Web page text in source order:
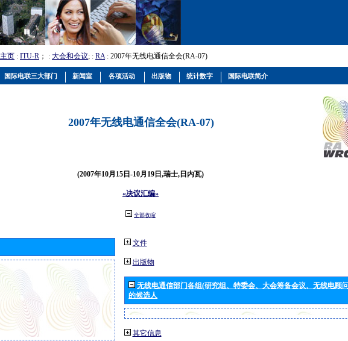
主页 : ITU-R ； : 大会和会议; : RA: 2007年无线电通信全会(RA-07)
2007年无线电通信全会(RA-07)
(2007年10月15日-10月19日,瑞士,日内瓦)
«决议汇编»
全部收缩
文件
出版物
无线电通信部门各组(研究组、特委会、大会筹备会议、无线电顾
的候选人
其它信息
国际电联三大部门 新闻室 各项活动 出版物 统计数字 国际电联简介